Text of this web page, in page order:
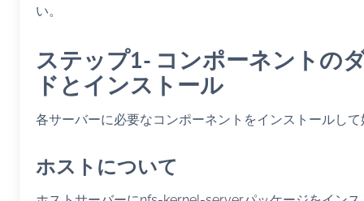
い。
ステップ1- コンポーネントの
ドとインストール
各サーバーに必要なコンポーネントをインストールし
ホストについて